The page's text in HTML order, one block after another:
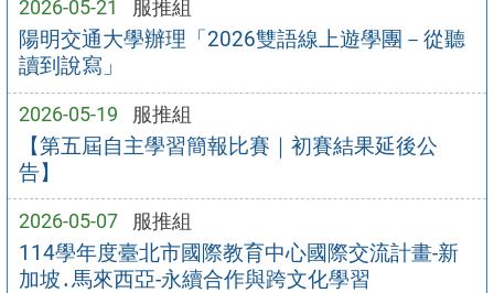
2026-05-21 服推組
陽明交通大學辦理「2026雙語線上遊學團－從聽
讀到說寫」
2026-05-19 服推組
【第五屆自主學習簡報比賽｜初賽結果延後公
告】
2026-05-07 服推組
114學年度臺北市國際教育中心國際交流計畫-新
加坡․馬來西亞-永續合作與跨文化學習